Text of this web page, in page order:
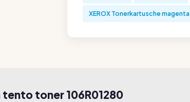
XEROX Tonerkartusche magenta
tento toner 106R01280